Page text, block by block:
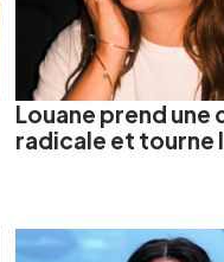
Louane prend une
radicale et tourne